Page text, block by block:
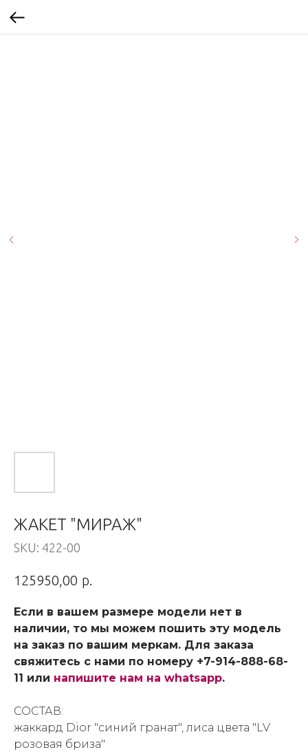
ЖАКЕТ "МИРАЖ"
SKU: 422-00
125950,00 р.
Если в вашем размере модели нет в
наличии, то мы можем пошить эту модель
на заказ по вашим меркам. Для заказа
свяжитесь с нами по номеру +7-914-888-68-
11 или напишите нам на whatsapp.
СОСТАВ:
жаккард Dior "синий гранат", лиса цвета "LV
розовая бриза"